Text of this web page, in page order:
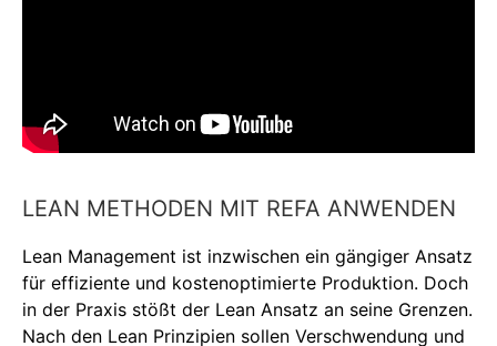
LEAN METHODEN MIT REFA ANWENDEN
Lean Management ist inzwischen ein gängiger Ansatz
für effiziente und kostenoptimierte Produktion. Doch
in der Praxis stößt der Lean Ansatz an seine Grenzen.
Nach den Lean Prinzipien sollen Verschwendung und